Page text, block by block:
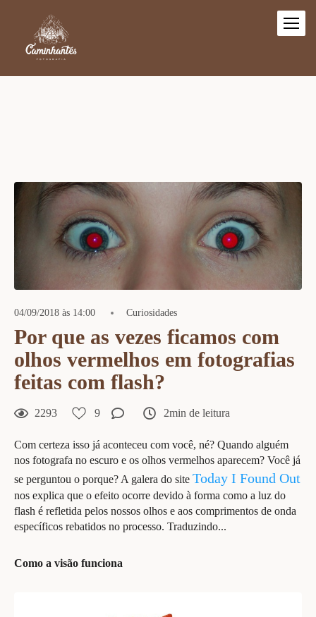
04/09/2018 às 14:00 Curiosidades
Por que as vezes ficamos com
olhos vermelhos em fotografias
feitas com flash?
2293 9 2min de leitura
Com certeza isso já aconteceu com você, né? Quando alguém
nos fotografa no escuro e os olhos vermelhos aparecem? Você já
se perguntou o porque? A galera do site Today I Found Out
nos explica que o efeito ocorre devido à forma como a luz do
flash é refletida pelos nossos olhos e aos comprimentos de onda
específicos rebatidos no processo. Traduzindo...
Como a visão funciona